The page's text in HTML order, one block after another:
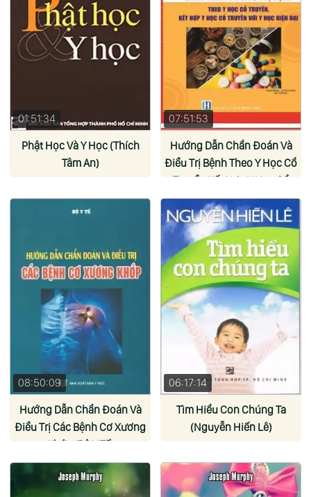
01:51:34
Phật Học Và Y Học (Thích
Tâm An)
07:51:53
Hướng Dẫn Chẩn Đoán Và
Điều Trị Bệnh Theo Y Học Cổ
Truyền Kết Hợp Y Học Cổ
Truyền Với Y Học Hiện Đại
(Nhiều Tác Giả)
08:50:09
Hướng Dẫn Chẩn Đoán Và
Điều Trị Các Bệnh Cơ Xương
Khớp (Bộ Y Tế)
06:17:14
Tìm Hiểu Con Chúng Ta
(Nguyễn Hiến Lê)